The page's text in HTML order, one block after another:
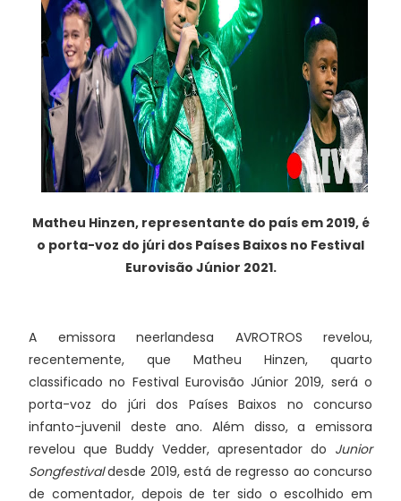
Matheu Hinzen, representante do país em 2019, é
o porta-voz do júri dos Países Baixos no Festival
Eurovisão Júnior 2021.
A emissora neerlandesa AVROTROS revelou,
recentemente, que Matheu Hinzen, quarto
classificado no Festival Eurovisão Júnior 2019, será o
porta-voz do júri dos Países Baixos no concurso
infanto-juvenil deste ano. Além disso, a emissora
revelou que Buddy Vedder, apresentador do Junior
Songfestivaldesde 2019, está de regresso ao concurso
de comentador, depois de ter sido o escolhido em